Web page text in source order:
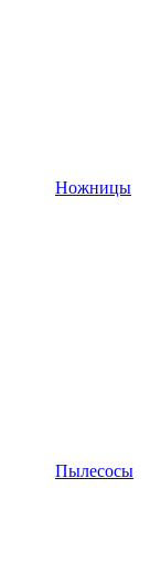
Ножницы
Пылесосы